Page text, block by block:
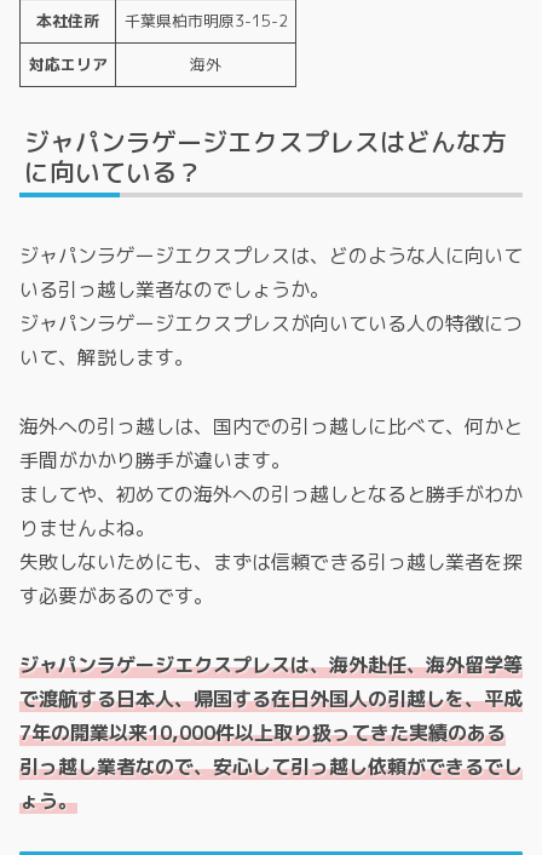
本社住所
千葉県柏市明原3-15-2
対応エリア
海外
ジャパンラゲージエクスプレスはどんな方
に向いている？
ジャパンラゲージエクスプレスは、どのような人に向いて
いる引っ越し業者なのでしょうか。
ジャパンラゲージエクスプレスが向いている人の特徴につ
いて、解説します。
海外への引っ越しは、国内での引っ越しに比べて、何かと
手間がかかり勝手が違います。
ましてや、初めての海外への引っ越しとなると勝手がわか
りませんよね。
失敗しないためにも、まずは信頼できる引っ越し業者を探
す必要があるのです。
ジャパンラゲージエクスプレスは、海外赴任、海外留学等
で渡航する日本人、帰国する在日外国人の引越しを、平成
7年の開業以来10,000件以上取り扱ってきた実績のある
引っ越し業者なので、安心して引っ越し依頼ができるでし
ょう。